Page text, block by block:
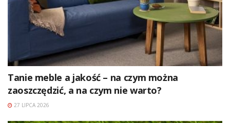
Tanie meble a jakość – na czym można
zaoszczędzić, a na czym nie warto?
27 LIPCA 2026